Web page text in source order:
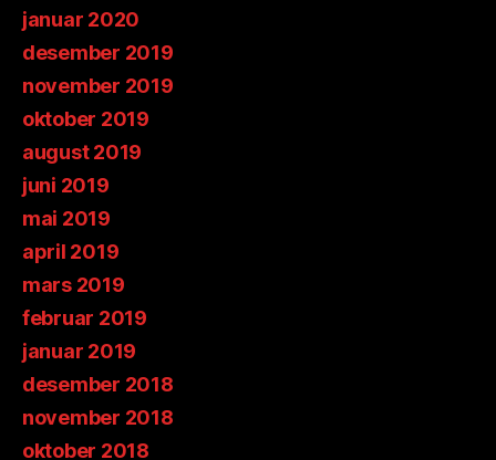
januar 2020
desember 2019
november 2019
oktober 2019
august 2019
juni 2019
mai 2019
april 2019
mars 2019
februar 2019
januar 2019
desember 2018
november 2018
oktober 2018